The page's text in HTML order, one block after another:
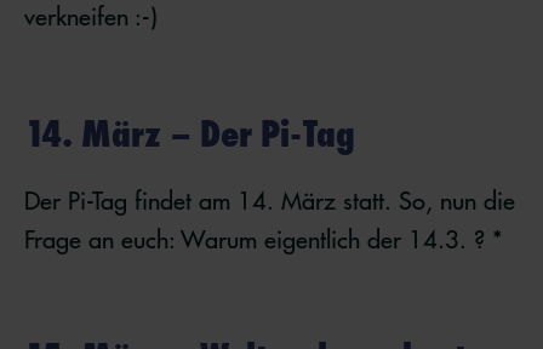
verkneifen :-)
14. März – Der Pi-Tag
Der Pi-Tag findet am 14. März statt. So, nun die
Frage an euch: Warum eigentlich der 14.3. ? *